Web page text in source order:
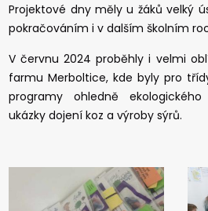
Projektové dny měly u žáků velký
pokračováním i v dalším školním
V červnu 2024 proběhly i velmi
farmu Merboltice, kde byly pro
programy ohledně
ukázky dojení koz a výroby sýrů.